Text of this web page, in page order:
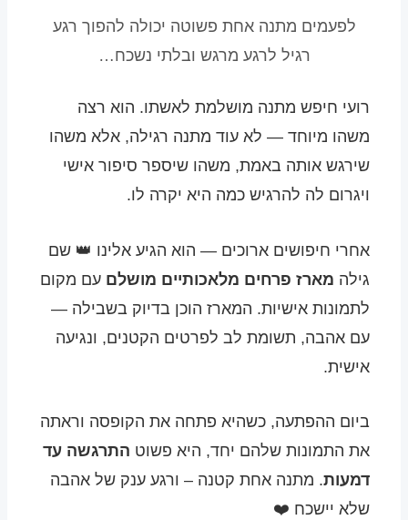
לפעמים מתנה אחת פשוטה יכולה להפוך רגע
רגיל לרגע מרגש ובלתי נשכח…
רועי חיפש מתנה מושלמת לאשתו. הוא רצה
משהו מיוחד — לא עוד מתנה רגילה, אלא משהו
שירגש אותה באמת, משהו שיספר סיפור אישי
ויגרום לה להרגיש כמה היא יקרה לו.
אחרי חיפושים ארוכים — הוא הגיע אלינו 👑 שם
גילה מארז פרחים מלאכותיים מושלם עם מקום
לתמונות אישיות. המארז הוכן בדיוק בשבילה —
עם אהבה, תשומת לב לפרטים הקטנים, ונגיעה
אישית.
ביום ההפתעה, כשהיא פתחה את הקופסה וראתה
את התמונות שלהם יחד, היא פשוט התרגשה עד
דמעות. מתנה אחת קטנה – ורגע ענק של אהבה
שלא יישכח ❤️